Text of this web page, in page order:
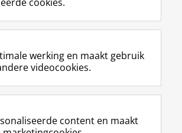
de RUG
F
a
e
b
o
p
a
L
i
k
e
I
-
p
R
S
-
f
e
R
I
n
t
r
m
Y
o
T
e
k
werking en maakt gebruik
videocookies.
content en maakt